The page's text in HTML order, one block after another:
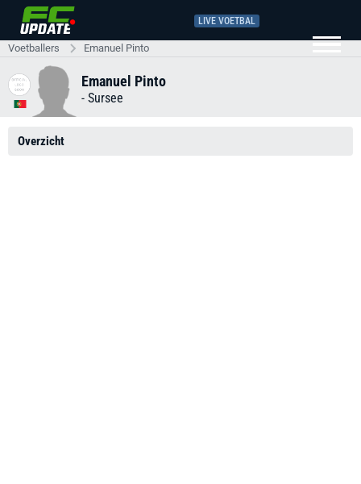
LIVE VOETBAL
Voetballers Emanuel Pinto
Emanuel Pinto
- Sursee
Overzicht